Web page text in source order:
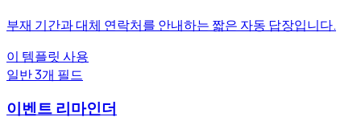
부재 기간과 대체 연락처를 안내하는 짧은 자동 답장입니다.
이 템플릿 사용
일반3개 필드
이벤트 리마인더